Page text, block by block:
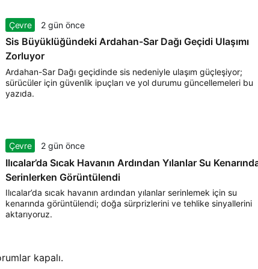
Çevre 2 gün önce
Sis Büyüklüğündeki Ardahan-Sar Dağı Geçidi Ulaşımı
Zorluyor
Ardahan-Sar Dağı geçidinde sis nedeniyle ulaşım güçleşiyor;
sürücüler için güvenlik ipuçları ve yol durumu güncellemeleri bu
yazıda.
Çevre 2 gün önce
Ilıcalar’da Sıcak Havanın Ardından Yılanlar Su
Serinlerken Görüntülendi
Ilıcalar’da sıcak havanın ardından yılanlar serinlemek için su
kenarında görüntülendi; doğa sürprizlerini ve tehlike sinyallerini
aktarıyoruz.
kapalı.